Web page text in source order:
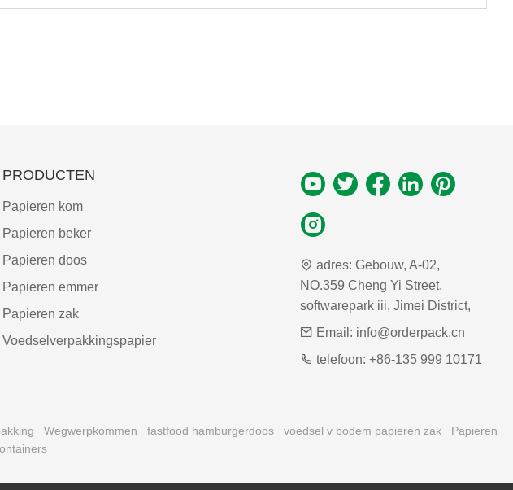
PRODUCTEN
Papieren kom
Papieren beker
Papieren doos
Papieren emmer
Papieren zak
Voedselverpakkingspapier
adres: Gebouw, A-02,
NO.359 Cheng Yi Street,
softwarepark iii, Jimei District,
Email: info@orderpack.cn
telefoon: +86-135 999 10171
Wegwerpkommen fastfood hamburgerdoos voedsel v bodem papieren zak
Papieren